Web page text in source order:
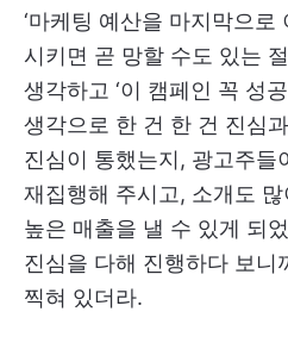
‘마케팅 예산을 마지막으로
시키면 곧 망할 수도 있는
생각하고 ‘이 캠페인 꼭 성
생각으로 한 건 한 건 진심
진심이 통했는지, 광고주들
재집행해 주시고, 소개도
높은 매출을 낼 수 있게 되
진심을 다해 진행하다 보니
찍혀 있더라.